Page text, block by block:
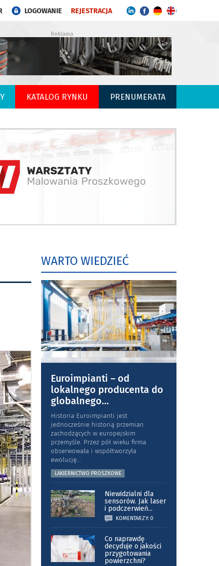
LOGOWANIE REJESTRACJA
Reklama
KATALOG RYNKU PRENUMERATA
WARTO WIEDZIEĆ
Euroimpianti – od
lokalnego producenta do
globalnego...
Historia Euroimpianti jest
jednocześnie historią przemian
zachodzących w europejskim
przemyśle. Przez pół wieku firma
obserwowała i współtworzyła
ewolucję...
LAKIERNICTWO PROSZKOWE
Niewidzialni dla
sensorów. Jak laser
i podczerwień...
KOMENTARZY: 0
Co naprawdę
decyduje o jakości
przygotowania
powierzchni?